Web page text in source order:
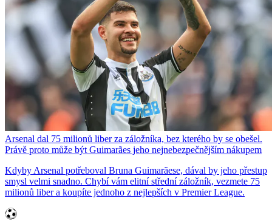
Arsenal dal 75 milionů liber za záložníka, bez kterého by se obešel.
Právě proto může být Guimarães jeho nejnebezpečnějším nákupem
Kdyby Arsenal potřeboval Bruna Guimarãese, dával by jeho přestup
smysl velmi snadno. Chybí vám elitní střední záložník, vezmete 75
milionů liber a koupíte jednoho z nejlepších v Premier League.